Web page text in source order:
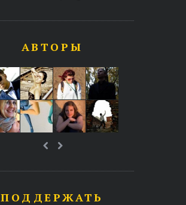
АВТОРЫ
ПОДДЕРЖАТЬ